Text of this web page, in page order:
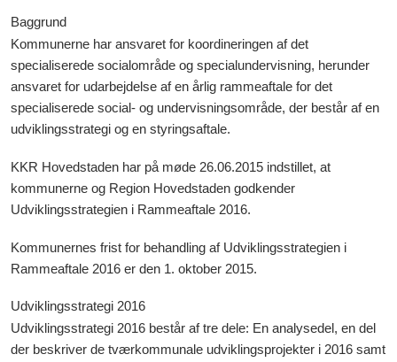
Baggrund
Kommunerne har ansvaret for koordineringen af det
specialiserede socialområde og specialundervisning, herunder
ansvaret for udarbejdelse af en årlig rammeaftale for det
specialiserede social- og undervisningsområde, der består af en
udviklingsstrategi og en styringsaftale.
KKR Hovedstaden har på møde 26.06.2015 indstillet, at
kommunerne og Region Hovedstaden godkender
Udviklingsstrategien i Rammeaftale 2016.
Kommunernes frist for behandling af Udviklingsstrategien i
Rammeaftale 2016 er den 1. oktober 2015.
Udviklingsstrategi 2016
Udviklingsstrategi 2016 består af tre dele: En analysedel, en del
der beskriver de tværkommunale udviklingsprojekter i 2016 samt